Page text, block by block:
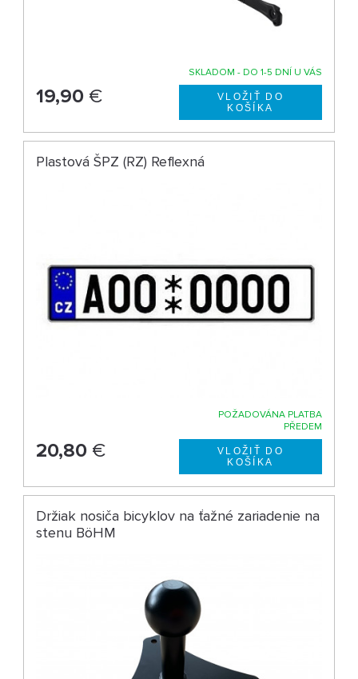
SKLADOM - DO 1-5 DNÍ U VÁS
19,90 €
Plastová ŠPZ (RZ) Reflexná
POŽADOVÁNA PLATBA
PŘEDEM
20,80 €
Držiak nosiča bicyklov na ťažné zariadenie na
stenu BöHM